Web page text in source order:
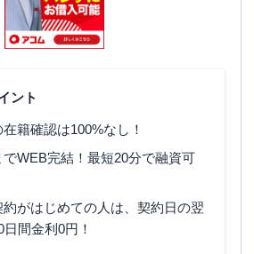
ント
籍確認は100%なし！
WEB完結！最短20分で融資可
がはじめての人は、契約日の翌
間金利0円！